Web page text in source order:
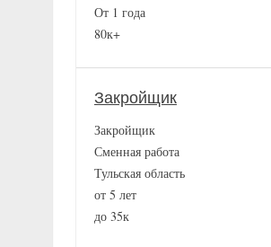
От 1 года
80к+
Закройщик
Закройщик
Сменная работа
Тульская область
от 5 лет
до 35к